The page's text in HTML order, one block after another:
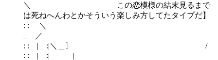
＼ この恋模様の結末見るまで
は死ねへんわとかそういう楽しみ方してたタイプだ】
: : ＼
_ ／
: : | :|＼＿〕 /
: : | :| |